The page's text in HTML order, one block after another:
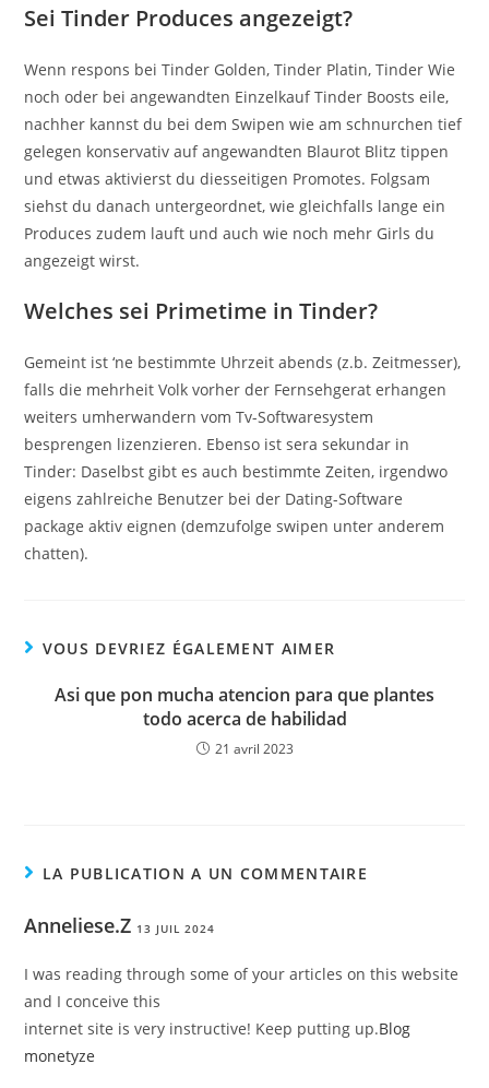
Sei Tinder Produces angezeigt?
Wenn respons bei Tinder Golden, Tinder Platin, Tinder Wie
noch oder bei angewandten Einzelkauf Tinder Boosts eile,
nachher kannst du bei dem Swipen wie am schnurchen tief
gelegen konservativ auf angewandten Blaurot Blitz tippen
und etwas aktivierst du diesseitigen Promotes. Folgsam
siehst du danach untergeordnet, wie gleichfalls lange ein
Produces zudem lauft und auch wie noch mehr Girls du
angezeigt wirst.
Welches sei Primetime in Tinder?
Gemeint ist ‘ne bestimmte Uhrzeit abends (z.b. Zeitmesser),
falls die mehrheit Volk vorher der Fernsehgerat erhangen
weiters umherwandern vom Tv-Softwaresystem
besprengen lizenzieren. Ebenso ist sera sekundar in
Tinder: Daselbst gibt es auch bestimmte Zeiten, irgendwo
eigens zahlreiche Benutzer bei der Dating-Software
package aktiv eignen (demzufolge swipen unter anderem
chatten).
VOUS DEVRIEZ ÉGALEMENT AIMER
Asi que pon mucha atencion para que plantes
todo acerca de habilidad
21 avril 2023
LA PUBLICATION A UN COMMENTAIRE
Anneliese.Z 13 JUIL 2024
I was reading through some of your articles on this website
and I conceive this
internet site is very instructive! Keep putting up.Blog
monetyze